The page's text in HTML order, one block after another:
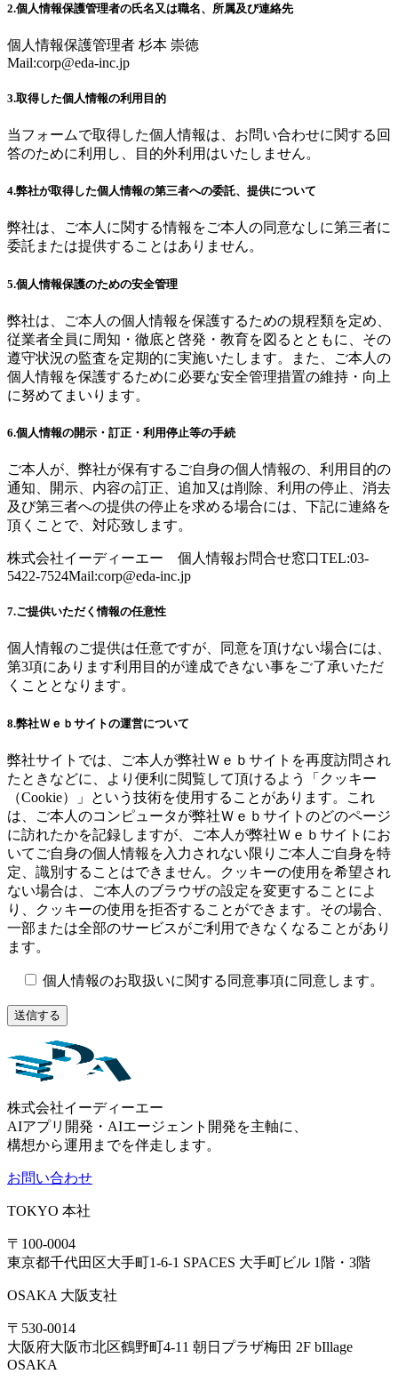
2.個人情報保護管理者の氏名又は職名、所属及び連絡先
個人情報保護管理者 杉本 崇徳
Mail:corp@eda-inc.jp
3.取得した個人情報の利用目的
当フォームで取得した個人情報は、お問い合わせに関する回
答のために利用し、目的外利用はいたしません。
4.弊社が取得した個人情報の第三者への委託、提供について
弊社は、ご本人に関する情報をご本人の同意なしに第三者に
委託または提供することはありません。
5.個人情報保護のための安全管理
弊社は、ご本人の個人情報を保護するための規程類を定め、
従業者全員に周知・徹底と啓発・教育を図るとともに、その
遵守状況の監査を定期的に実施いたします。また、ご本人の
個人情報を保護するために必要な安全管理措置の維持・向上
に努めてまいります。
6.個人情報の開示・訂正・利用停止等の手続
ご本人が、弊社が保有するご自身の個人情報の、利用目的の
通知、開示、内容の訂正、追加又は削除、利用の停止、消去
及び第三者への提供の停止を求める場合には、下記に連絡を
頂くことで、対応致します。
株式会社イーディーエー 個人情報お問合せ窓口TEL:03-
5422-7524Mail:corp@eda-inc.jp
7.ご提供いただく情報の任意性
個人情報のご提供は任意ですが、同意を頂けない場合には、
第3項にあります利用目的が達成できない事をご了承いただ
くこととなります。
8.弊社Ｗｅｂサイトの運営について
弊社サイトでは、ご本人が弊社Ｗｅｂサイトを再度訪問され
たときなどに、より便利に閲覧して頂けるよう「クッキー
（Cookie）」という技術を使用することがあります。これ
は、ご本人のコンピュータが弊社Ｗｅｂサイトのどのページ
に訪れたかを記録しますが、ご本人が弊社Ｗｅｂサイトにお
いてご自身の個人情報を入力されない限りご本人ご自身を特
定、識別することはできません。クッキーの使用を希望され
ない場合は、ご本人のブラウザの設定を変更することによ
り、クッキーの使用を拒否することができます。その場合、
一部または全部のサービスがご利用できなくなることがあり
ます。
個人情報のお取扱いに関する同意事項に同意します。
株式会社イーディーエー
AIアプリ開発・AIエージェント開発を主軸に、
構想から運用までを伴走します。
お問い合わせ
TOKYO 本社
〒100-0004
東京都千代田区大手町1-6-1 SPACES 大手町ビル 1階・3階
OSAKA 大阪支社
〒530-0014
大阪府大阪市北区鶴野町4-11 朝日プラザ梅田 2F bIllage
OSAKA